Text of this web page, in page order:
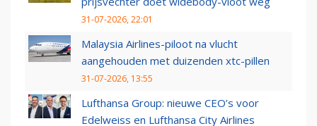
31-07-2026, 22:01
Malaysia Airlines-piloot na vlucht
aangehouden met duizenden xtc-pillen
31-07-2026, 13:55
Lufthansa Group: nieuwe CEO’s voor
Edelweiss en Lufthansa City Airlines